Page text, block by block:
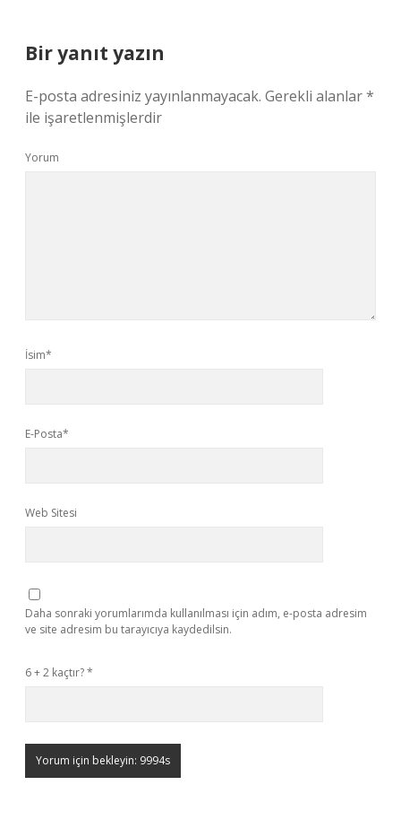
Bir yanıt yazın
E-posta adresiniz yayınlanmayacak. Gerekli alanlar*
ile işaretlenmişlerdir
Yorum
İsim*
E-Posta*
Web Sitesi
Daha sonraki yorumlarımda kullanılması için adım, e-posta adresim
ve site adresim bu tarayıcıya kaydedilsin.
6 + 2 kaçtır?*